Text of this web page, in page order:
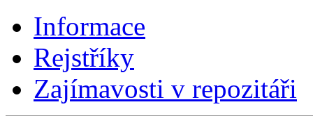
Informace
Rejstříky
Zajímavosti v repozitáři